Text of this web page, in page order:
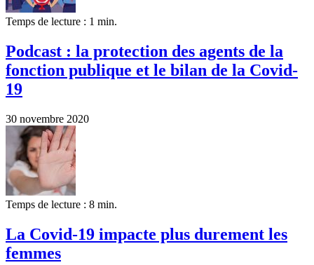
Temps de lecture : 1 min.
Podcast : la protection des agents de la
fonction publique et le bilan de la Covid-
19
30 novembre 2020
Temps de lecture : 8 min.
La Covid-19 impacte plus durement les
femmes